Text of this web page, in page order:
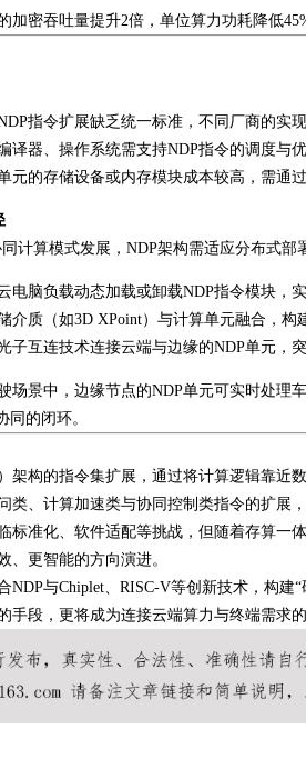
加密吞吐量提升2倍，单位算力功耗降低
指令扩展缺乏统一标准，不同厂商的实
译器、操作系统需支持NDP指令的调度与
元的存储设备或内存模块成本较高，需通
计算模式发展，NDP架构需适应分布式部
电脑负载动态加载或卸载NDP指令模块，
介质（如3D XPoint）与计算单元融合，
子互连技术连接云端与边缘的NDP单元，
场景中，边缘节点的NDP单元可实时处理
同的闭环。
架构的指令集扩展，通过将计算逻辑靠近
类、计算加速类与协同控制类指令的扩展
标准化、软件适配等挑战，但随着存算一
、更智能的方向演进。
NDP与Chiplet、RISC-V等创新技术，构
手段，更将成为连接云端算力与终端需求